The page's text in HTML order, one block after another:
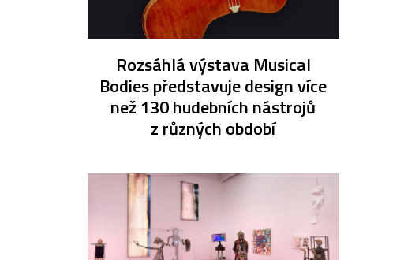
Rozsáhlá výstava Musical
Bodies představuje design více
než 130 hudebních nástrojů
z různých období